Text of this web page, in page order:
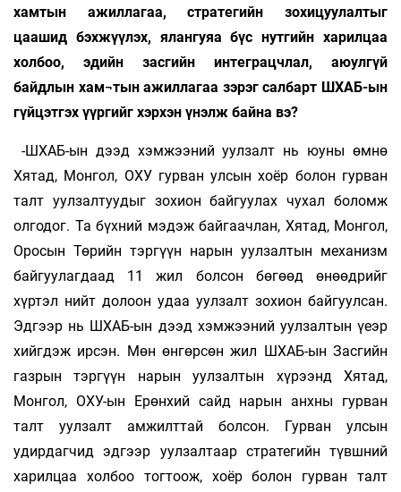
хамтын ажиллагаа, стратегийн зохицуулалтыг
цаашид бэхжүүлэх, ялангуяа бүс нутгийн харилцаа
холбоо, эдийн засгийн интеграцчлал, аюулгүй
байдлын хам¬тын ажиллагаа зэрэг салбарт ШХАБ-ын
гүйцэтгэх үүргийг хэрхэн үнэлж байна вэ?
-ШХАБ-ын дээд хэмжээний уулзалт нь юуны өмнө
Хятад, Монгол, ОХУ гурван улсын хоёр болон гурван
талт уулзалтуудыг зохион байгуулах чухал боломж
олгодог. Та бүхний мэдэж байгаачлан, Хятад, Монгол,
Оросын Төрийн тэргүүн нарын уулзалтын механизм
байгуулагдаад 11 жил болсон бөгөөд өнөөдрийг
хүртэл нийт долоон удаа уулзалт зохион байгуулсан.
Эдгээр нь ШХАБ-ын дээд хэмжээний уулзалтын үеэр
хийгдэж ирсэн. Мөн өнгөрсөн жил ШХАБ-ын Засгийн
газрын тэргүүн нарын уулзалтын хүрээнд Хятад,
Монгол, ОХУ-ын Ерөнхий сайд нарын анхны гурван
талт уулзалт амжилттай болсон. Гурван улсын
удирдагчид эдгээр уулзалтаар стратегийн түвшний
харилцаа холбоо тогтоож, хоёр болон гурван талт